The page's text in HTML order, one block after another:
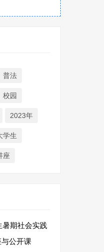
普法
校园
2023年
学生
座
暑期社会实践
公开课